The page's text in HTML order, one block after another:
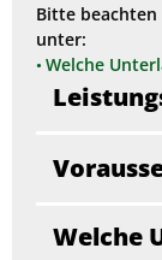
Bitte
unter:
Welche
Welche